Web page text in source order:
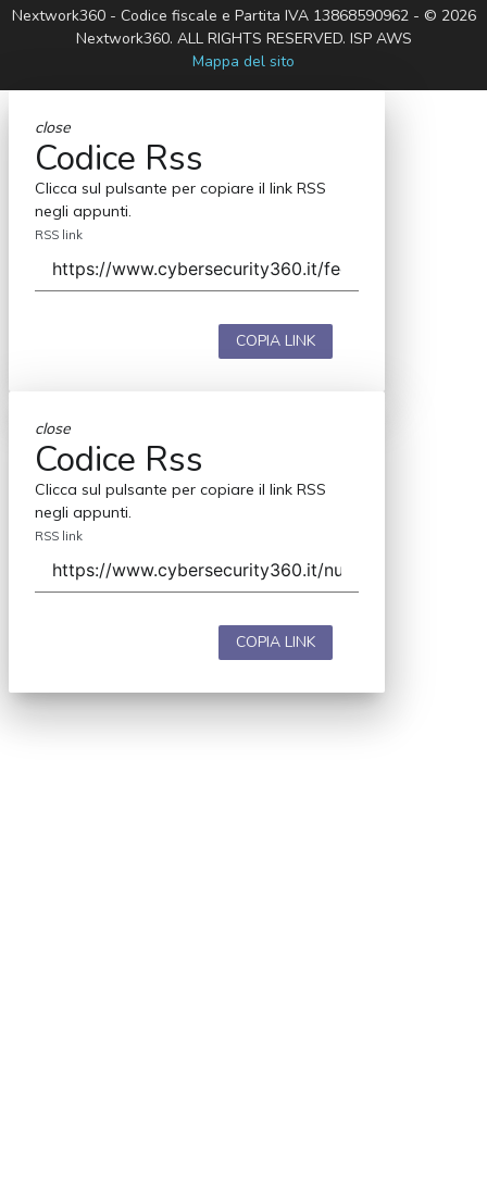
Nextwork360 - Codice fiscale e Partita IVA 13868590962 - © 2026
Nextwork360. ALL RIGHTS RESERVED. ISP AWS
Mappa del sito
close
Codice Rss
Clicca sul pulsante per copiare il link RSS
negli appunti.
RSS link
COPIA LINK
close
Codice Rss
Clicca sul pulsante per copiare il link RSS
negli appunti.
RSS link
COPIA LINK